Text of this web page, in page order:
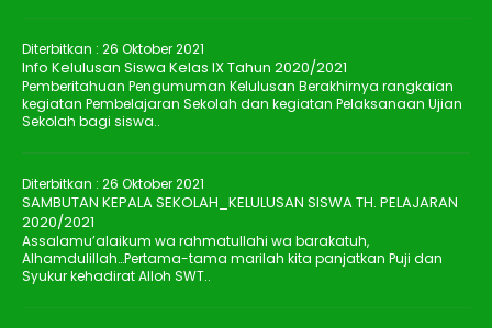
Diterbitkan : 26 Oktober 2021
Info Kelulusan Siswa Kelas IX Tahun 2020/2021
Pemberitahuan Pengumuman Kelulusan Berakhirnya rangkaian
kegiatan Pembelajaran Sekolah dan kegiatan Pelaksanaan Ujian
Sekolah bagi siswa..
Diterbitkan : 26 Oktober 2021
SAMBUTAN KEPALA SEKOLAH_KELULUSAN SISWA TH. PELAJARAN
2020/2021
Assalamu’alaikum wa rahmatullahi wa barakatuh,
Alhamdulillah…Pertama-tama marilah kita panjatkan Puji dan
Syukur kehadirat Alloh SWT..